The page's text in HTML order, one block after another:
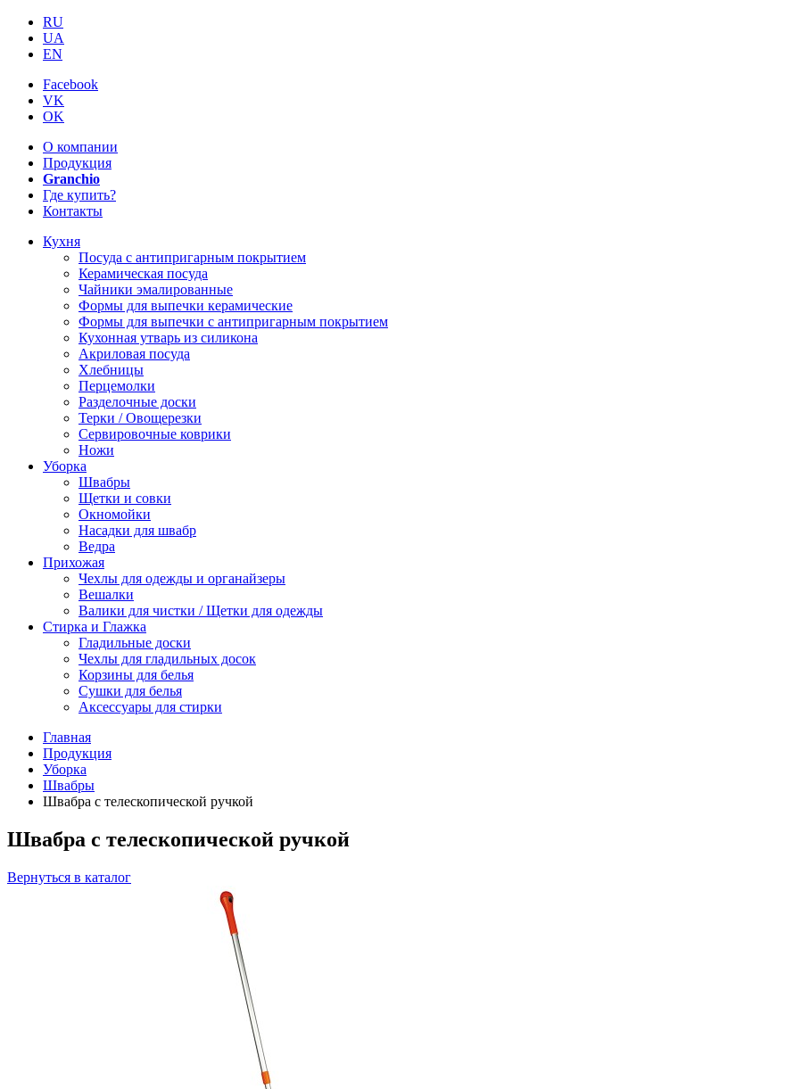
RU
UA
EN
Facebook
VK
OK
О компании
Продукция
Granchio
Где купить?
Контакты
Кухня
Посуда с антипригарным покрытием
Керамическая посуда
Чайники эмалированные
Формы для выпечки керамические
Формы для выпечки с антипригарным покрытием
Кухонная утварь из силикона
Акриловая посуда
Хлебницы
Перцемолки
Разделочные доски
Терки / Овощерезки
Сервировочные коврики
Ножи
Уборка
Швабры
Щетки и совки
Окномойки
Насадки для швабр
Ведра
Прихожая
Чехлы для одежды и органайзеры
Вешалки
Валики для чистки / Щетки для одежды
Стирка и Глажка
Гладильные доски
Чехлы для гладильных досок
Корзины для белья
Сушки для белья
Аксессуары для стирки
Главная
Продукция
Уборка
Швабры
Швабра с телескопической ручкой
Швабра с телескопической ручкой
Вернуться в каталог